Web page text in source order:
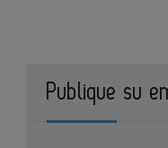
Publique su